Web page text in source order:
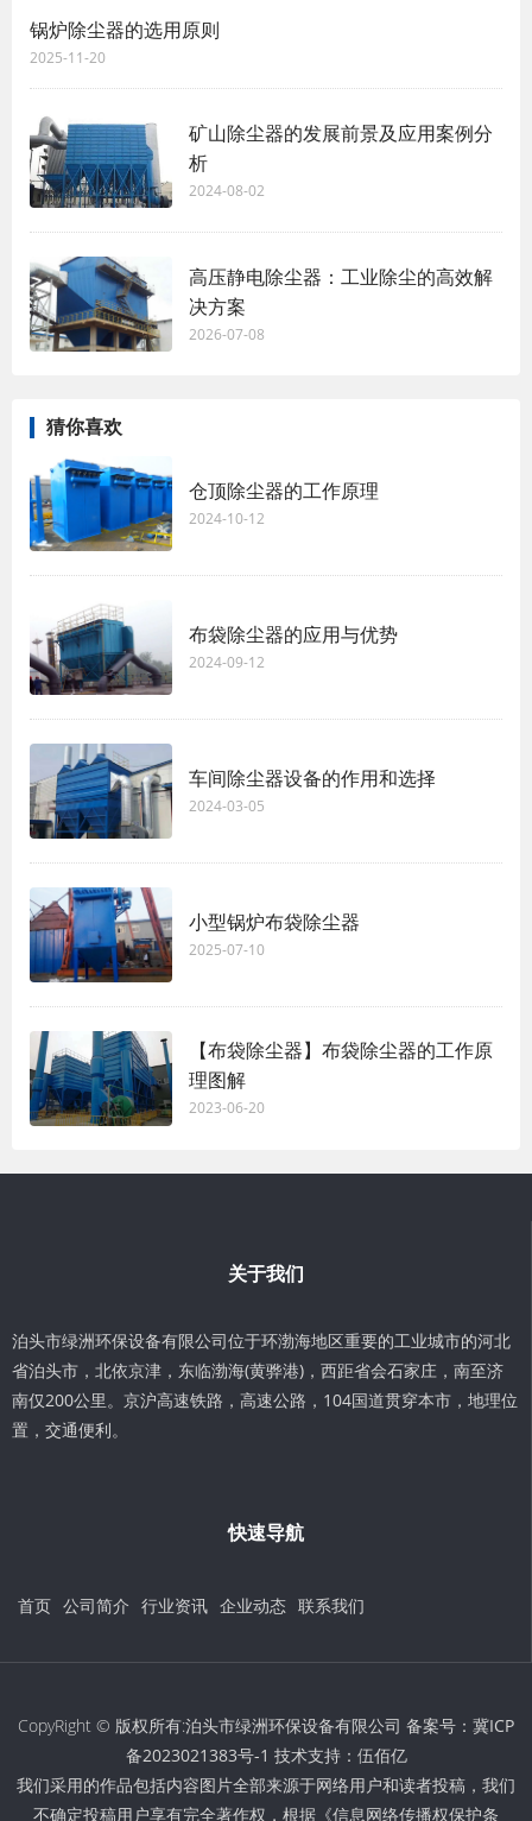
锅炉除尘器的选用原则
2025-11-20
矿山除尘器的发展前景及应用案例分
析
2024-08-02
高压静电除尘器：工业除尘的高效解
决方案
2026-07-08
猜你喜欢
仓顶除尘器的工作原理
2024-10-12
布袋除尘器的应用与优势
2024-09-12
车间除尘器设备的作用和选择
2024-03-05
小型锅炉布袋除尘器
2025-07-10
【布袋除尘器】布袋除尘器的工作原
理图解
2023-06-20
关于我们
泊头市绿洲环保设备有限公司位于环渤海地区重要的工业城市的河北
省泊头市，北依京津，东临渤海(黄骅港)，西距省会石家庄，南至济
南仅200公里。京沪高速铁路，高速公路，104国道贯穿本市，地理位
置，交通便利。
快速导航
首页 公司简介 行业资讯 企业动态 联系我们
CopyRight © 版权所有:泊头市绿洲环保设备有限公司 备案号： 冀ICP
备2023021383号-1 技术支持： 伍佰亿
我们采用的作品包括内容图片全部来源于网络用户和读者投稿，我们
不确定投稿用户享有完全著作权，根据《信息网络传播权保护条